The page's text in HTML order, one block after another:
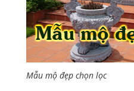
Mẫu mộ đẹp chọn lọc